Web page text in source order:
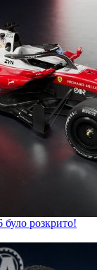
було розкрито!